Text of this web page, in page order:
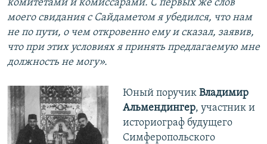
комитетами и комиссарами. С первых же слов
моего свидания с Сайдаметом я убедился, что нам
не по пути, о чем откровенно ему и сказал, заявив,
что при этих условиях я принять предлагаемую мне
должность не могу».
Юный поручик Владимир
Альмендингер, участник и
историограф будущего
Симферопольского